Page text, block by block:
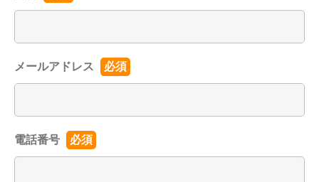
メールアドレス 必須
電話番号 必須